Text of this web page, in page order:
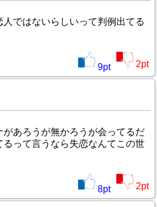
ではないらしいって判例出てる
9pt 2pt
あろうが無かろうが会ってるだ
って言うなら失恋なんてこの世
8pt 2pt